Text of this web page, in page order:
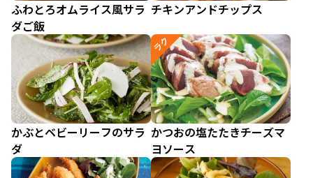
ふわとろオムライス風サラ
ダご飯
チキンアンドチップス
かぶとベビーリーフのサラ
ダ
ラク
かつおの塩たたきチーズマ
ヨソース